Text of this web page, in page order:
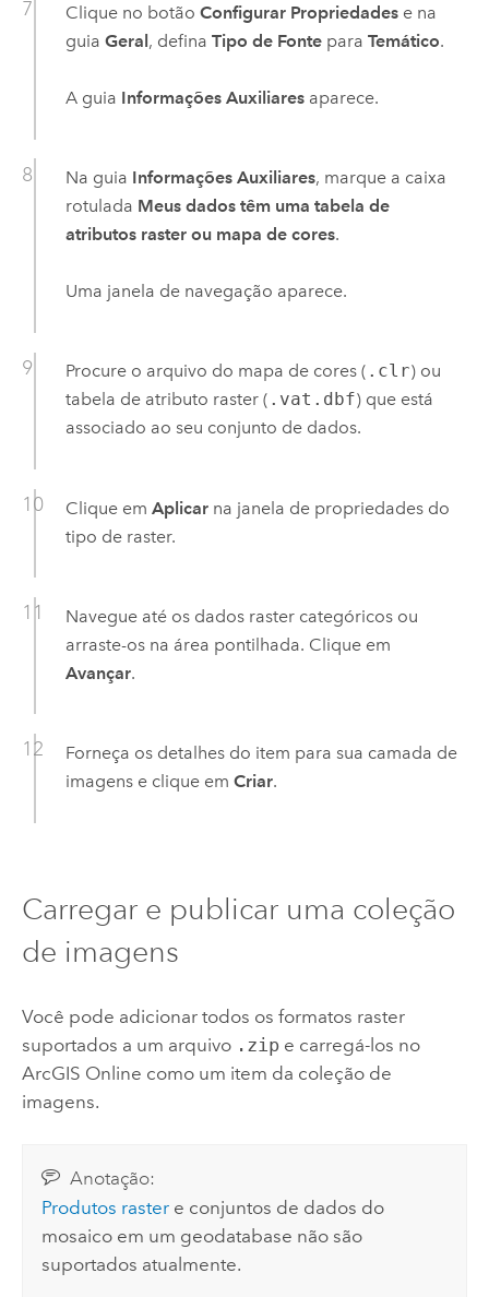
Clique no botão Configurar Propriedadese na
guia Geral, defina Tipo de Fontepara Temático.
A guia Informações Auxiliaresaparece.
Na guia Informações Auxiliares, marque a caixa
rotulada Meus dados têm uma tabela de
atributos raster ou mapa de cores.
Uma janela de navegação aparece.
Procure o arquivo do mapa de cores ( .clr) ou
tabela de atributo raster ( .vat.dbf) que está
associado ao seu conjunto de dados.
Clique em Aplicarna janela de propriedades do
tipo de raster.
Navegue até os dados raster categóricos ou
arraste-os na área pontilhada. Clique em
Avançar.
Forneça os detalhes do item para sua camada de
imagens e clique em Criar.
Carregar e publicar uma coleção
de imagens
Você pode adicionar todos os formatos raster
suportados a um arquivo .zipe carregá-los no
ArcGIS Online como um item da coleção de
imagens.
Anotação:
Produtos raster e conjuntos de dados do
mosaico em um geodatabase não são
suportados atualmente.